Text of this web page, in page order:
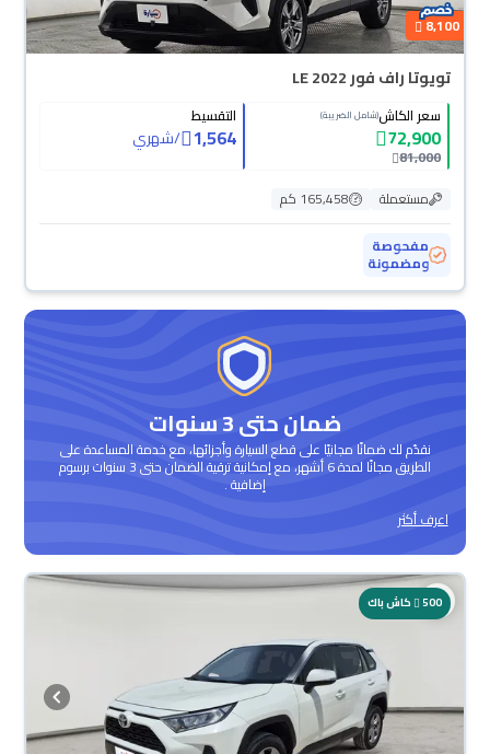
8,100
تويوتا راف فور LE 2022
سعر الكاش(شامل الضريبة)
72,900
81,000
التقسيط
1,564
/شهري
مستعملة
165,458 كم
مفحوصة
ومضمونة
ضمان حتى 3 سنوات
نقدّم لك ضمانًا مجانيًا على قطع السيارة وأجزائها، مع خدمة المساعدة على
الطريق مجانًا لمدة 6 أشهر، مع إمكانية ترقية الضمان حتى 3 سنوات برسوم
إضافية .
اعرف أكثر
500 كاش باك